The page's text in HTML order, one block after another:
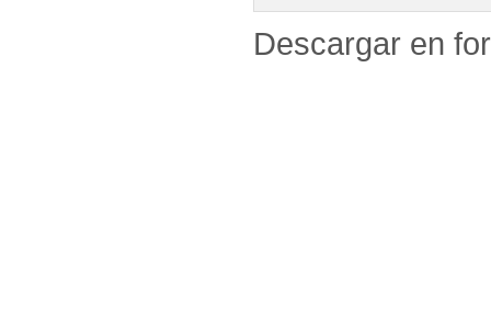
Descargar en